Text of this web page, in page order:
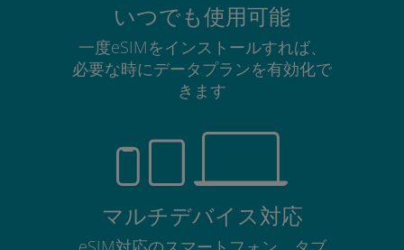
いつでも使用可能
一度eSIMをインストールすれば、
必要な時にデータプランを有効化で
きます
マルチデバイス対応